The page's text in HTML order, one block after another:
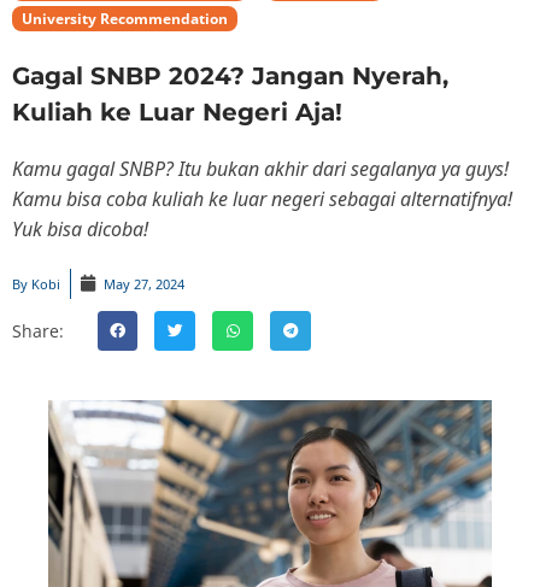
University Recommendation
Gagal SNBP 2024? Jangan Nyerah,
Kuliah ke Luar Negeri Aja!
Kamu gagal SNBP? Itu bukan akhir dari segalanya ya guys!
Kamu bisa coba kuliah ke luar negeri sebagai alternatifnya!
Yuk bisa dicoba!
By Kobi May 27, 2024
Share: